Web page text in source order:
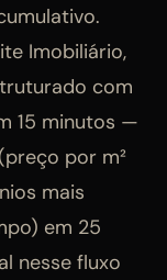
Imobiliário,
com
15 minutos —
por m²
mais
em 25
nesse fluxo